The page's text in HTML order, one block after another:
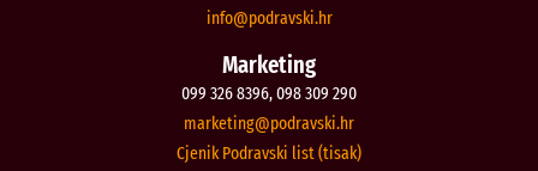
rh.iksvardop
@ofni
Marketing
099 326 8396, 098 309 290
rh.iksvardop
@gnitekram
Cjenik Podravski list (tisak)